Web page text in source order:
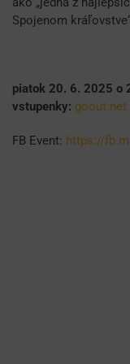
Spojenom
piatok 20. 6. 2025 o
vstupenky: goout.net
FB Event: https://